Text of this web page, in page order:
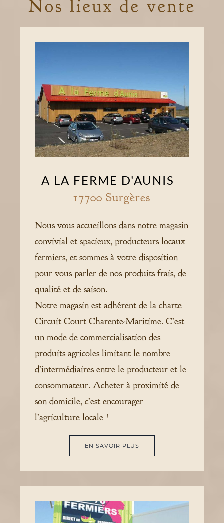
Nos lieux de vente
A LA FERME D'AUNIS -
17700 Surgères
Nous vous accueillons dans notre magasin
convivial et spacieux, producteurs locaux
fermiers, et sommes à votre disposition
pour vous parler de nos produits frais, de
qualité et de saison.
Notre magasin est adhérent de la charte
Circuit Court Charente-Maritime. C’est
un mode de commercialisation des
produits agricoles limitant le nombre
d’intermédiaires entre le producteur et le
consommateur. Acheter à proximité de
son domicile, c’est encourager
l’agriculture locale !
EN SAVOIR PLUS